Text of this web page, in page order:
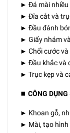
► Đá mài nhiều
► Đĩa cắt và
► Đầu đánh
► Giấy nhám
► Chổi cước và
► Đầu khắc và
► Trục kẹp và
⏹️ CÔNG
► Khoan gỗ,
► Mài, tạo hình